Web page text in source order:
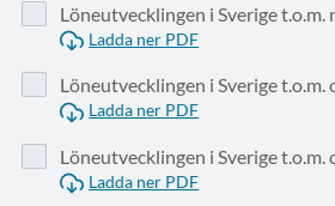
Löneutvecklingen i Sverige t.o.m.
Ladda ner PDF
Löneutvecklingen i Sverige
Ladda ner PDF
Löneutvecklingen i Sverige
Ladda ner PDF